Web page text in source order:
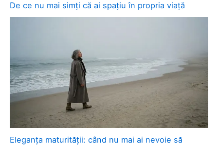
De ce nu mai simți că ai spațiu în propria viață
Eleganța maturității: când nu mai ai nevoie să